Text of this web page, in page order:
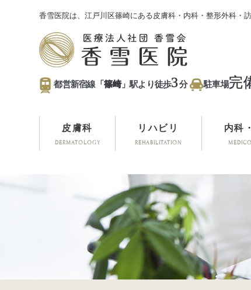
香雪医院は、江戸川区篠崎にある皮膚科・内科・整形外科・
都営新宿線「篠崎」駅より徒歩3分 駐車場完
DERMATOLOGY
皮膚科
REHABILITATION
リハビリ 内科